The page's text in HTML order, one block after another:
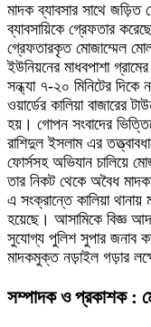
মাদক ব্যাবসার সাথে
ব্যাবসায়িকে গ্রেফতার
গ্রেফতারকৃত মোজাম্মেল
ইউনিয়নের মাধবপাশা
সন্ধ্যা ৭-২০ মিনিটের দিকে
ওয়ার্ডের কালিয়া বাজারের
হয়। গোপন সংবাদের
রাশিদুল ইসলাম এর
ফোর্সসহ অভিযান চালিয়ে
তার নিকট থেকে অবৈধ
এ সংক্রান্তে কালিয়া
হয়েছে। আসামিকে বিজ্ঞ
সুযোগ্য পুলিশ সুপার জনাব
মাদকমুক্ত নড়াইল গড়ার
সম্পাদক ও প্রকাশক :